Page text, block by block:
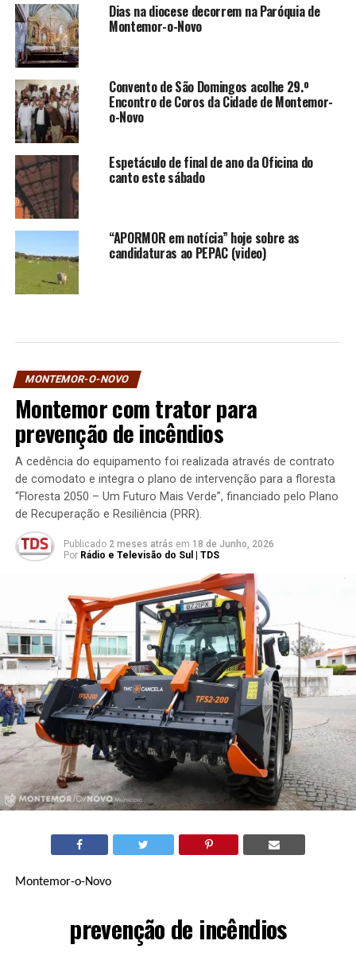
Dias na diocese decorrem na Paróquia de
Montemor-o-Novo
Convento de São Domingos acolhe 29.º
Encontro de Coros da Cidade de Montemor-
o-Novo
Espetáculo de final de ano da Oficina do
canto este sábado
“APORMOR em notícia” hoje sobre as
candidaturas ao PEPAC (video)
MONTEMOR-O-NOVO
Montemor com trator para
prevenção de incêndios
A cedência do equipamento foi realizada através de contrato
de comodato e integra o plano de intervenção para a floresta
“Floresta 2050 – Um Futuro Mais Verde”, financiado pelo Plano
de Recuperação e Resiliência (PRR).
Publicado 2 meses atrás em 18 de Junho, 2026
Por Rádio e Televisão do Sul | TDS
Montemor-o-Novo
prevenção de incêndios